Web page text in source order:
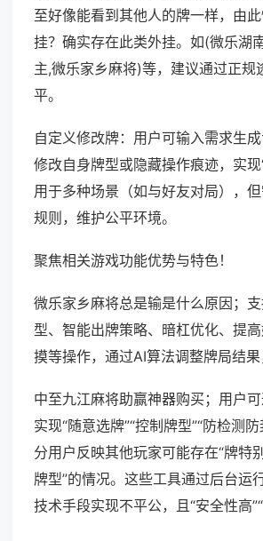
至好像能看到其他人的牌一样，由
挂？确实存在此类外挂。如(微乐湖
主,微乐家乡麻将)等，建议通过正规
平。
自定义修改牌：用户可输入需求生成
修改自身牌型或隐藏操作痕迹，实现
用于多种场景（如与好友对局），
规则，维护公平环境。
聚焦相关游戏功能优势与特色！
微乐家乡麻将总是输是什么原因；
型、智能出牌策略、暗杠优化、提
摸等操作，通过AI算法调整牌局结果
中至九江麻将助赢神器购买；用户
实现“随意选牌”“控制牌型”“防检测
分用户反映其他玩家可能存在“牌特
牌型”的情况。这些工具通过后台运
技术手段实现不平公，且“安全性高”“